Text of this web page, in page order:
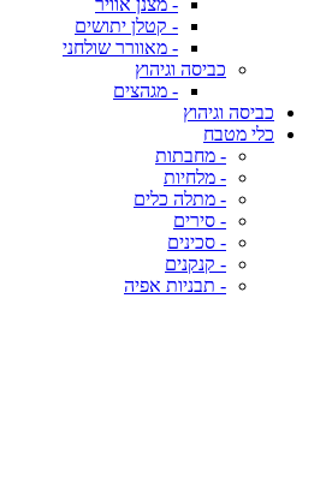
- מצנן אוויר
- קטלן יתושים
- מאוורר שולחני
כביסה וגיהוץ
- מגהצים
כביסה וגיהוץ
כלי מטבח
- מחבתות
- מלחיות
- מתלה כלים
- סירים
- סכינים
- קנקנים
- תבניות אפיה